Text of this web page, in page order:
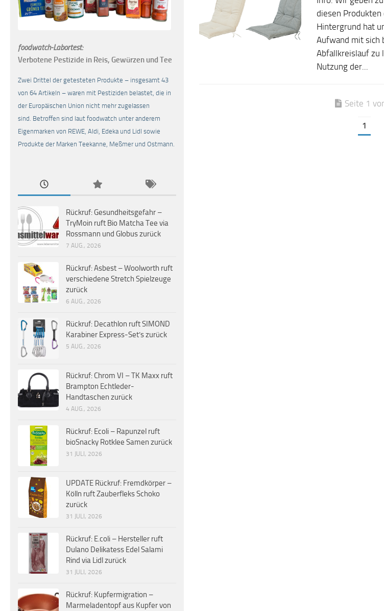
diesen
Hintergrund hat
Aufwand mit sich
Abfallkreislauf zu
Nutzung der...
Seite 1
1
foodwatch-Labortest:
Verbotene Pestizide in Reis, Gewürzen und Tee
Zwei Drittel der getesteten Produkte – insgesamt 43
von 64 Artikeln – waren mit Pestiziden belastet, die in
der Europäischen Union nicht mehr zugelassen
sind. Betroffen sind laut foodwatch unter anderem
Eigenmarken von REWE, Aldi, Edeka und Lidl sowie
Produkte der Marken Teekanne, Meßmer und Ostmann.
Rückruf: Gesundheitsgefahr –
TryMoin ruft Bio Matcha Tee via
Rossmann und Globus zurück
7 AUG., 2026
Rückruf: Asbest – Woolworth ruft
verschiedene Stretch Spielzeuge
zurück
6 AUG., 2026
Rückruf: Decathlon ruft SIMOND
Karabiner Express-Set’s zurück
5 AUG., 2026
Rückruf: Chrom VI – TK Maxx ruft
Brampton Echtleder-
Handtaschen zurück
4 AUG., 2026
Rückruf: Ecoli – Rapunzel ruft
bioSnacky Rotklee Samen zurück
31 JULI, 2026
UPDATE Rückruf: Fremdkörper –
Kölln ruft Zauberfleks Schoko
zurück
31 JULI, 2026
Rückruf: E.coli – Hersteller ruft
Dulano Delikatess Edel Salami
Rind via Lidl zurück
31 JULI, 2026
Rückruf: Kupfermigration –
Marmeladentopf aus Kupfer von